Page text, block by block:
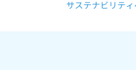
サステナビリテ